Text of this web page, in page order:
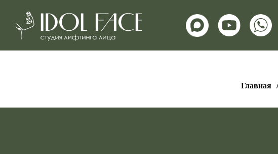
Главная /